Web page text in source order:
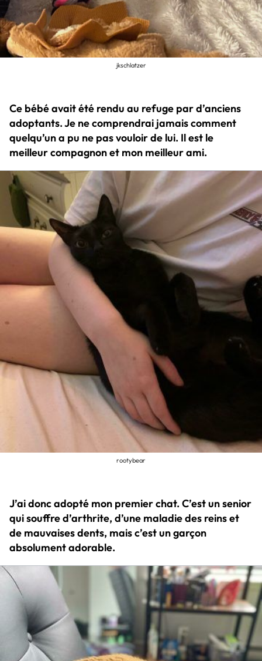
jkschlatzer
Ce bébé avait été rendu au refuge par d’anciens
adoptants. Je ne comprendrai jamais comment
quelqu’un a pu ne pas vouloir de lui. Il est le
meilleur compagnon et mon meilleur ami.
rootybear
J’ai donc adopté mon premier chat. C’est un senior
qui souffre d’arthrite, d’une maladie des reins et
de mauvaises dents, mais c’est un garçon
absolument adorable.